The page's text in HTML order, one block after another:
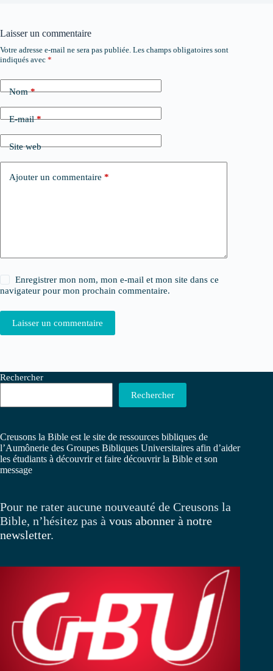
Laisser un commentaire
Votre adresse e-mail ne sera pas publiée. Les champs obligatoires sont
indiqués avec *
Nom*
E-mail*
Site web
Ajouter un commentaire *
Enregistrer mon nom, mon e-mail et mon site dans ce
navigateur pour mon prochain commentaire.
Laisser un commentaire
Rechercher
Rechercher
Creusons la Bible est le site de ressources bibliques de
l’Aumônerie des Groupes Bibliques Universitaires afin d’aider
les étudiants à découvrir et faire découvrir la Bible et son
message
Pour ne rater aucune nouveauté de Creusons la
Bible, n’hésitez pas à vous abonner à notre
newsletter.